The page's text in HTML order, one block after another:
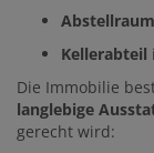
Kellerabteil
Die Immobilie
langlebige
gerecht wird: